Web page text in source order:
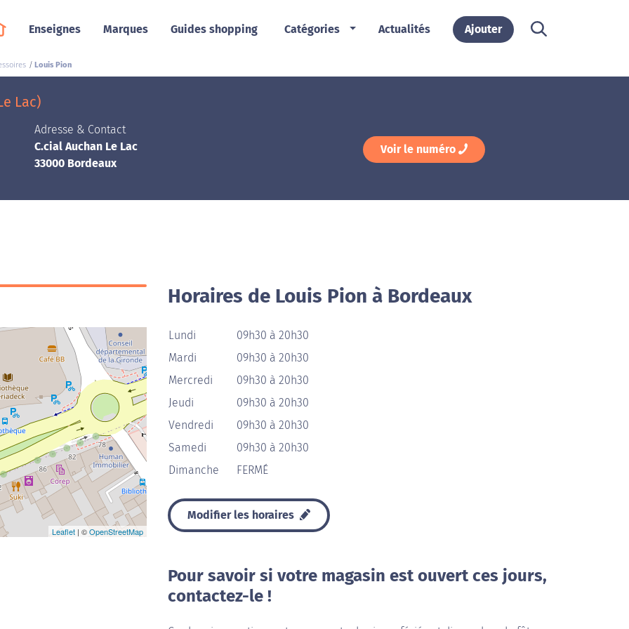
Enseignes Marques Guides shopping Catégories Actualités Ajouter
Louis Pion
Lac)
Adresse & Contact
C.cial Auchan Le Lac
33000 Bordeaux
Voir le numéro
Leaflet | ©OpenStreetMap
Horaires de Louis Pion à Bordeaux
Lundi
09h30 à 20h30
Mardi
09h30 à 20h30
Mercredi
09h30 à 20h30
Jeudi
09h30 à 20h30
Vendredi
09h30 à 20h30
Samedi
09h30 à 20h30
Dimanche
FERMÉ
Modifier les horaires
Pour savoir si votre magasin est ouvert ces jours,
contactez-le !